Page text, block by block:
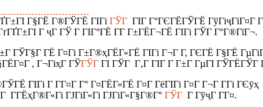
Г§ГЁ Г®ГЎГЁ ГІГі ГЎГ ГІГ Г°ГЄГЁГЎГЁ ГўГіҷГіГ¤Г
Г ҷГ ГЎ Г ГІГ°ГЁ Г­Г Г±ГЁГ¬ГЁ ГІГі ГЎГ Г°Г®ГїГ¬.
ГЎГ§Г ГЁ Г¤Гі Г±Г®ҳГЁГ«ГЁ ГІГі Г¬Г Г­, ГЄГЁ Г§ГЁ
, Г¬ГіҳГ ГЎГЎГ ГІ ГЎГ Г‚Г ГІГ Г­ Г±Г ГµГІ ГЎГЁГЎГ
ГІГі Г Г­Г¤Г Г° Г¤ГЁГ«ГЁ Г¤Г ГёГІГі Г¤Г Г¬Г Г­Гі ГЄӯҳ
Г­ГЁҳГ®Г«Гі ГЈГіГ«Гі ГЈГіГ«Г§Г®Г° ГЎГ Г ГўҷГ Г­Г¤.